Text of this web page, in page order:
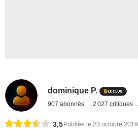
dominique P.
907 abonnés 2 027 critiques
3,5 Publiée le 23 octobre 2019